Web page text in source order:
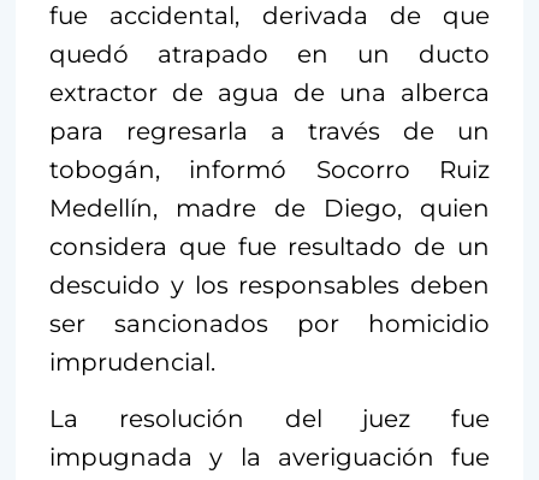
fue accidental, derivada de que
quedó atrapado en un ducto
extractor de agua de una alberca
para regresarla a través de un
tobogán, informó Socorro Ruiz
Medellín, madre de Diego, quien
considera que fue resultado de un
descuido y los responsables deben
ser sancionados por homicidio
imprudencial.
La resolución del juez fue
impugnada y la averiguación fue